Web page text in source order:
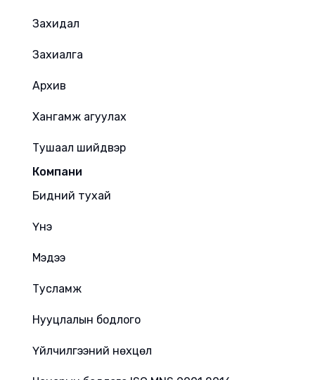
Захидал
Захиалга
Архив
Хангамж агуулах
Тушаал шийдвэр
Компани
Бидний тухай
Үнэ
Мэдээ
Тусламж
Нууцлалын бодлого
Үйлчилгээний нөхцөл